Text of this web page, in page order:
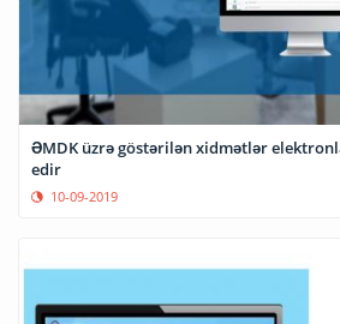
ƏMDK üzrə göstərilən xidmətlər
edir
10-09-2019